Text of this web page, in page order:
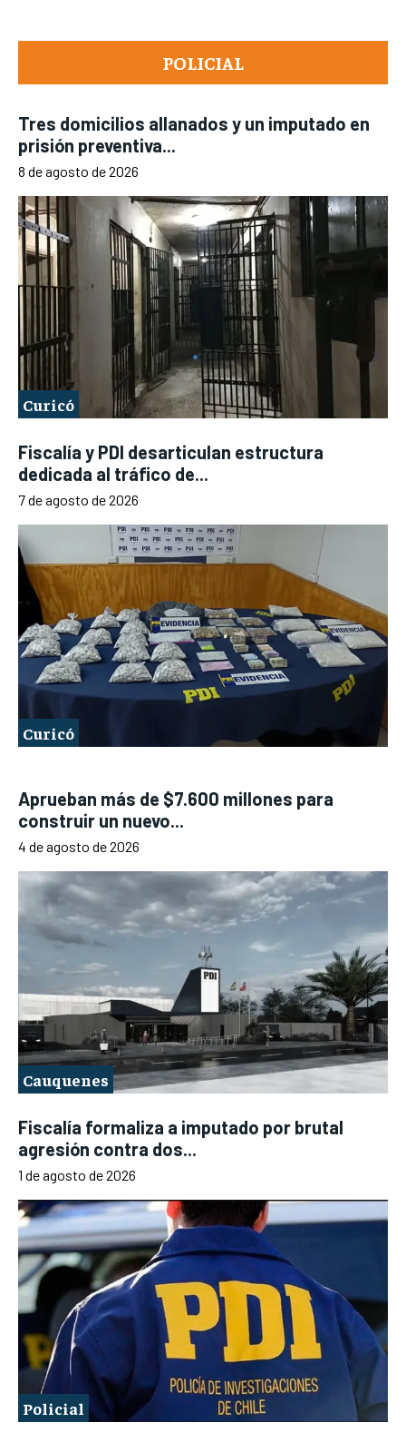
POLICIAL
Tres domicilios allanados y un imputado en
prisión preventiva...
8 de agosto de 2026
Curicó
Fiscalía y PDI desarticulan estructura
dedicada al tráfico de...
7 de agosto de 2026
Curicó
Aprueban más de $7.600 millones para
construir un nuevo...
4 de agosto de 2026
Cauquenes
Fiscalía formaliza a imputado por brutal
agresión contra dos...
1 de agosto de 2026
Policial